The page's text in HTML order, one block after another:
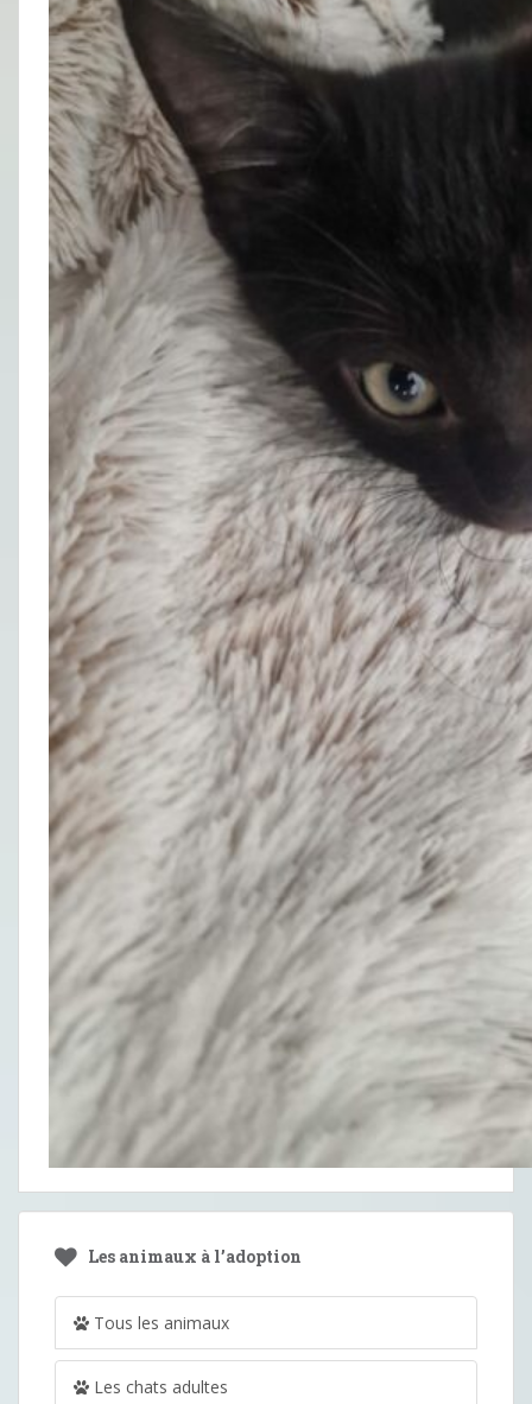
Les animaux à l’adoption
Tous les animaux
Les chats adultes